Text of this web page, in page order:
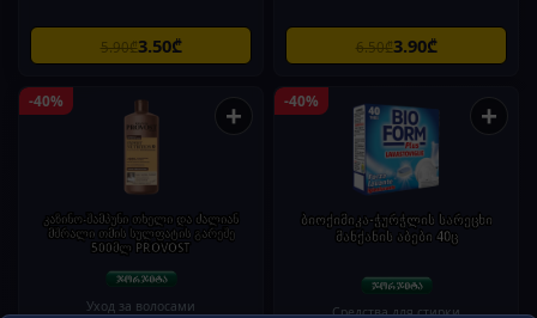
5.90₾3.50₾ 6.50₾3.90₾
-40% +
კაზინო-შამპუნი თხელი და ძალიან
მშრალი თმის სულფატის გარეშე
500მლ PROVOST
Уход за волосами
-40% +
ბიოქიმიკა-ჭურჭლის სარეცხი
მანქანის აბები 40ც
Средства для стирки